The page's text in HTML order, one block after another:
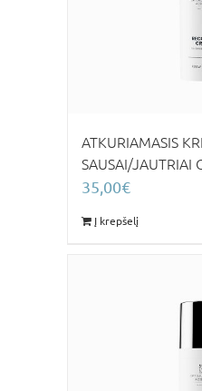
ATKURIAMASIS
SAUSAI/JAUTRIAI
35,00€
Į krepšelį